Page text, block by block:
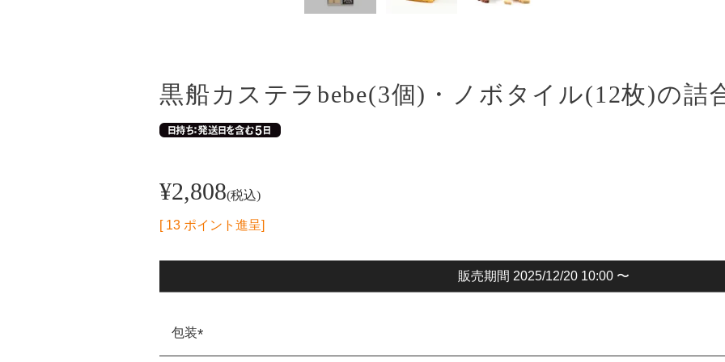
黒船カステラbebe(3個)・ノボタイル(12枚)の詰
¥2,808 税込
[ 13 ポイント進呈]
販売期間 2025/12/20 10:00 〜
包装
(必